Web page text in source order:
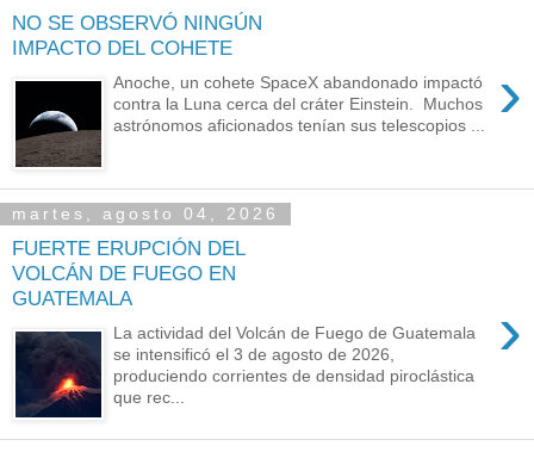
NO SE OBSERVÓ NINGÚN
IMPACTO DEL COHETE
›
Anoche, un cohete SpaceX abandonado impactó
contra la Luna cerca del cráter Einstein. Muchos
astrónomos aficionados tenían sus telescopios ...
martes, agosto 04, 2026
FUERTE ERUPCIÓN DEL
VOLCÁN DE FUEGO EN
GUATEMALA
›
La actividad del Volcán de Fuego de Guatemala
se intensificó el 3 de agosto de 2026,
produciendo corrientes de densidad piroclástica
que rec...